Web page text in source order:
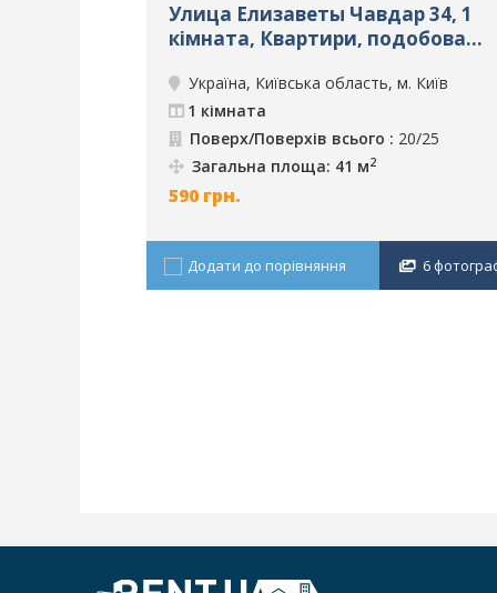
Улица Елизаветы Чавдар 34, 1
кімната, Квартири, подобова
Україна, Київська область, м. Київ
1 кімната
Поверх/Поверхів всього : 20/25
Загальна площа: 41 м2
590 грн.
Додати до порівняння 6